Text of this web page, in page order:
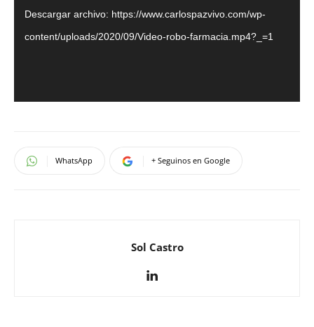
Descargar archivo: https://www.carlospazvivo.com/wp-
content/uploads/2020/09/Video-robo-farmacia.mp4?_=1
WhatsApp + Seguinos en Google
Sol Castro